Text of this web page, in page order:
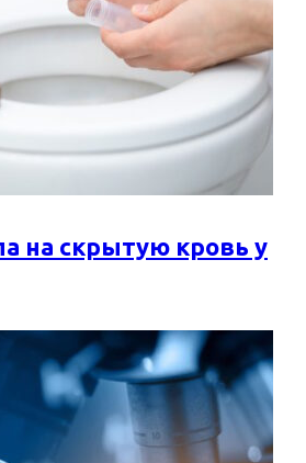
на скрытую кровь у